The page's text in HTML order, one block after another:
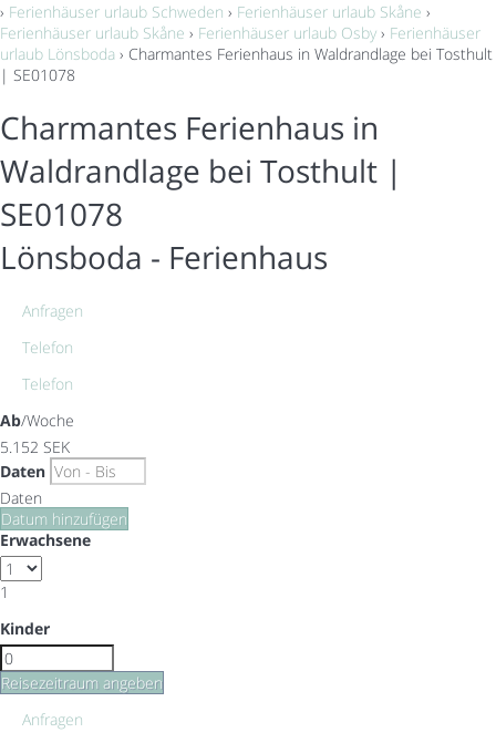
› Ferienhäuser urlaub Schweden › Ferienhäuser urlaub Skåne ›
Ferienhäuser urlaub Skåne › Ferienhäuser urlaub Osby › Ferienhäuser
urlaub Lönsboda › Charmantes Ferienhaus in Waldrandlage bei Tosthult
| SE01078
Charmantes Ferienhaus in
Waldrandlage bei Tosthult |
SE01078
Lönsboda - Ferienhaus
Anfragen
Telefon
Telefon
Ab/Woche
5.152 SEK
Daten
Daten
Datum hinzufügen
Erwachsene
1
Kinder
Reisezeitraum angeben
Anfragen